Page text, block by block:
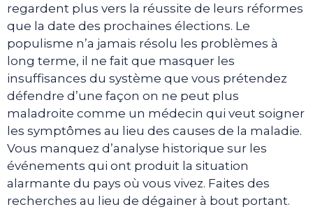
regardent plus vers la réussite de leurs réformes
que la date des prochaines élections. Le
populisme n’a jamais résolu les problèmes à
long terme, il ne fait que masquer les
insuffisances du système que vous prétendez
défendre d’une façon on ne peut plus
maladroite comme un médecin qui veut soigner
les symptômes au lieu des causes de la maladie.
Vous manquez d’analyse historique sur les
événements qui ont produit la situation
alarmante du pays où vous vivez. Faites des
recherches au lieu de dégainer à bout portant.